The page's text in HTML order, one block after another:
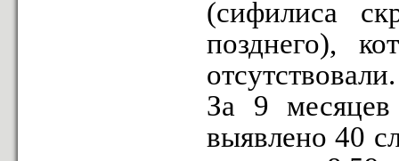
(сифилиса
позднего),
отсутствовали.
За 9
выявлено 40